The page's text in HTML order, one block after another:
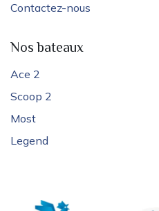
Contactez-nous
Nos bateaux
Ace 2
Scoop 2
Most
Legend